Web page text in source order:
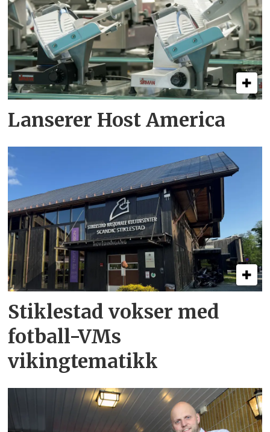
Lanserer Host America
Stiklestad vokser med
fotball-VMs
vikingtematikk